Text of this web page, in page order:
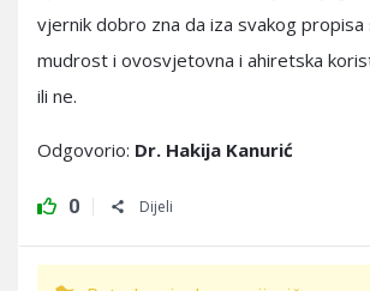
vjernik dobro zna da iza svakog
mudrost i ovosvjetovna i ahiretska
ili ne.
Odgovorio: Dr. Hakija Kanurić
0 Dijeli